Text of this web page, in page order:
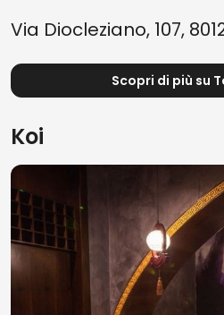
Via Diocleziano, 107,
Scopri di più su
Koi